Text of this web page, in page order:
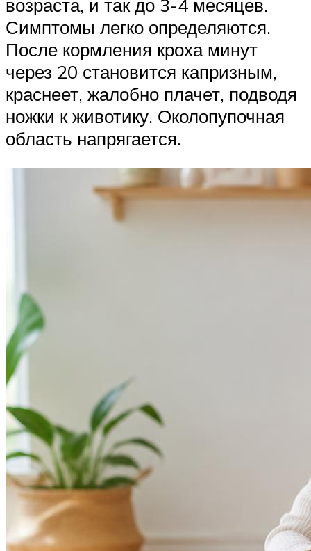
возраста, и так до 3-4 месяцев.
Симптомы легко определяются.
После кормления кроха минут
через 20 становится капризным,
краснеет, жалобно плачет, подводя
ножки к животику. Околопупочная
область напрягается.